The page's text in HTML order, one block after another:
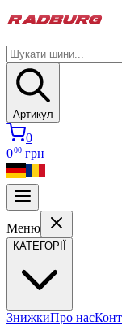
Артикул
0
000 грн
Меню
КАТЕГОРІЇ
ЗнижкиПро нас